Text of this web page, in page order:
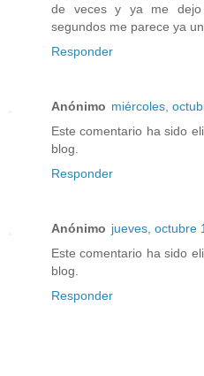
de veces y ya me
segundos me parece ya
Responder
Anónimo miércoles,
Este comentario ha sido
blog.
Responder
Anónimo jueves, octubre
Este comentario ha sido
blog.
Responder